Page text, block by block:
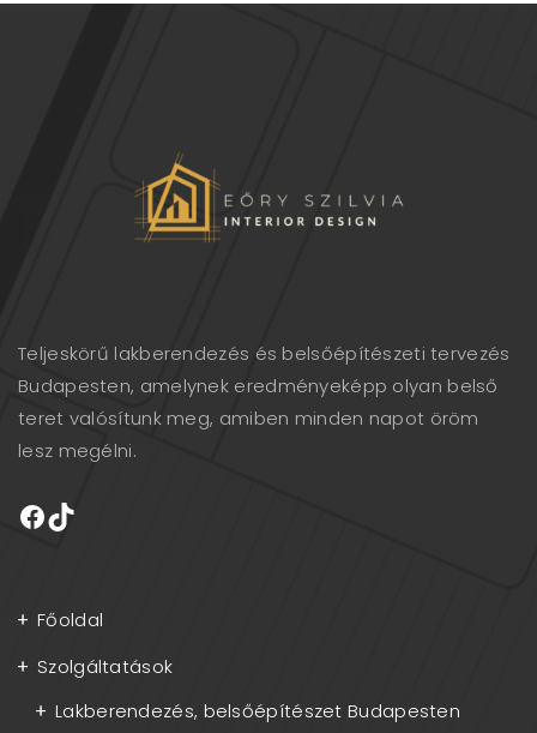
Teljeskörű lakberendezés és belsőépítészeti tervezés
Budapesten, amelynek eredményeképp olyan belső
teret valósítunk meg, amiben minden napot öröm
lesz megélni.
Főoldal
Szolgáltatások
Lakberendezés, belsőépítészet Budapesten